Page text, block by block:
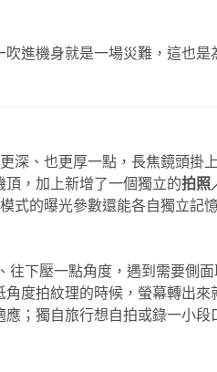
進機身就是一場災難，這也
、也更厚一點，長焦鏡頭掛
，加上新增了一個獨立的拍照
的曝光參數還能各自獨立記
下壓一點角度，遇到需要側
度拍紋理的時候，螢幕轉出
；獨自旅行想自拍或錄一小